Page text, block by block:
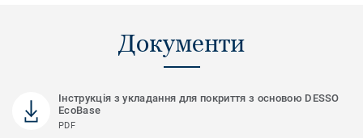
Документи
Інструкція з укладання для покриття з основою DESSO
EcoBase
PDF